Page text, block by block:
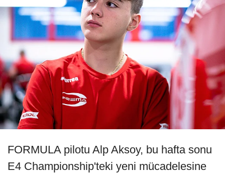
FORMULA pilotu Alp Aksoy, bu hafta sonu
E4 Championship'teki yeni mücadelesine